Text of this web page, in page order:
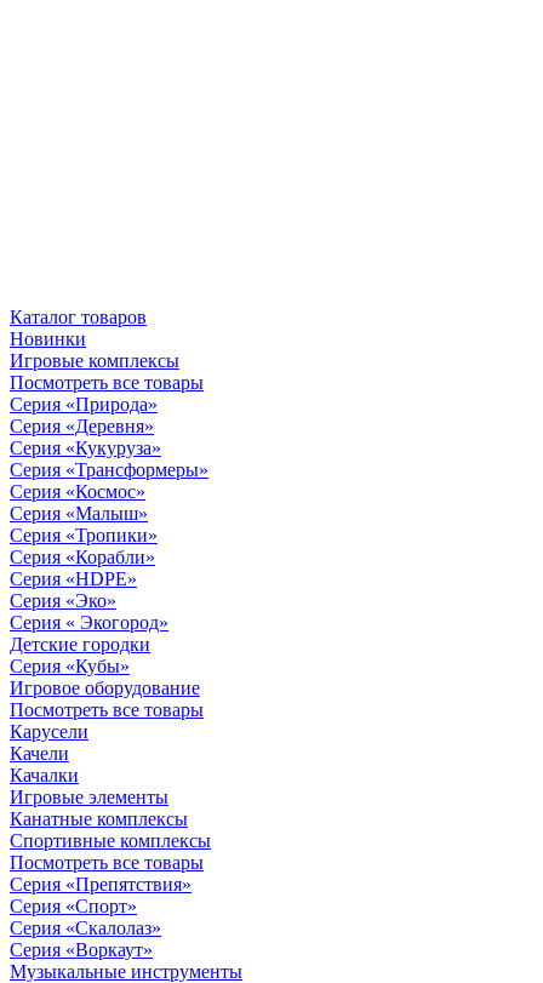
Каталог товаров
Новинки
Игровые комплексы
Посмотреть все товары
Серия «Природа»
Серия «Деревня»
Серия «Кукуруза»
Серия «Трансформеры»
Серия «Космос»
Серия «Малыш»
Серия «Тропики»
Серия «Корабли»
Серия «HDPE»
Серия «Эко»
Серия « Экогород»
Детские городки
Серия «Кубы»
Игровое оборудование
Посмотреть все товары
Карусели
Качели
Качалки
Игровые элементы
Канатные комплексы
Спортивные комплексы
Посмотреть все товары
Серия «Препятствия»
Серия «Спорт»
Серия «Скалолаз»
Серия «Воркаут»
Музыкальные инструменты